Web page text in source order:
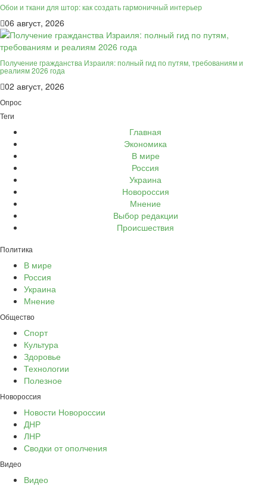
Обои и ткани для штор: как создать гармоничный интерьер
06 август, 2026
Получение гражданства Израиля: полный гид по путям, требованиям и
реалиям 2026 года
02 август, 2026
Опрос
Теги
Главная
Экономика
В мире
Россия
Украина
Новороссия
Мнение
Выбор редакции
Происшествия
Политика
В мире
Россия
Украина
Мнение
Общество
Спорт
Культура
Здоровье
Технологии
Полезное
Новороссия
Новости Новороссии
ДНР
ЛНР
Сводки от ополчения
Видео
Видео